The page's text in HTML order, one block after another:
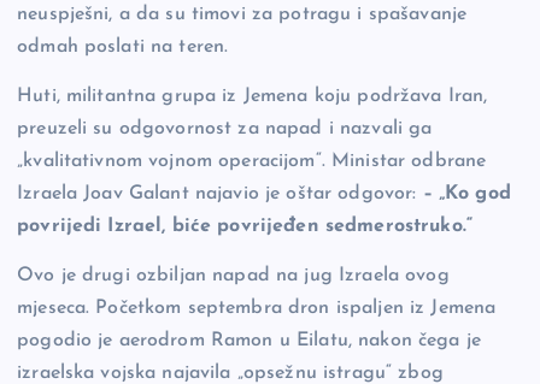
neuspješni, a da su timovi za potragu i spašavanje
odmah poslati na teren.
Huti, militantna grupa iz Jemena koju podržava Iran,
preuzeli su odgovornost za napad i nazvali ga
„kvalitativnom vojnom operacijom“. Ministar odbrane
Izraela Joav Galant najavio je oštar odgovor: – „Ko god
povrijedi Izrael, biće povrijeđen sedmerostruko.“
Ovo je drugi ozbiljan napad na jug Izraela ovog
mjeseca. Početkom septembra dron ispaljen iz Jemena
pogodio je aerodrom Ramon u Eilatu, nakon čega je
izraelska vojska najavila „opsežnu istragu“ zbog